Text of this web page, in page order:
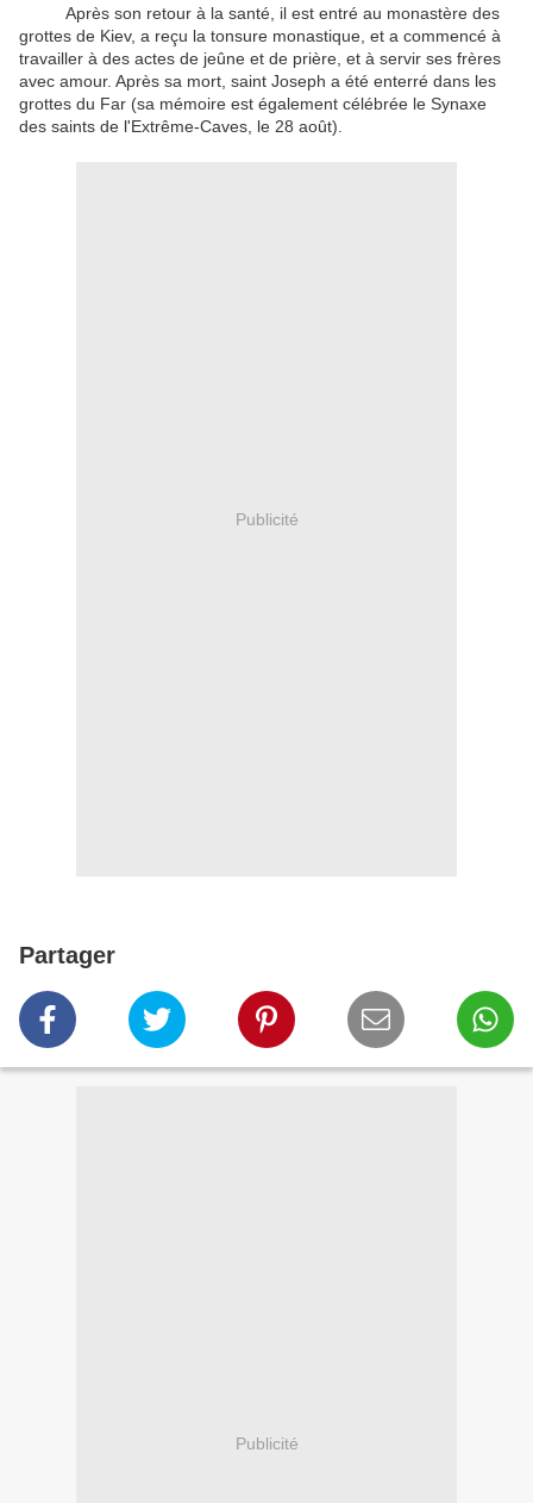
Après son retour à la santé, il est entré au monastère des
grottes de Kiev, a reçu la tonsure monastique, et a commencé à
travailler à des actes de jeûne et de prière, et à servir ses frères
avec amour. Après sa mort, saint Joseph a été enterré dans les
grottes du Far (sa mémoire est également célébrée le Synaxe
des saints de l'Extrême-Caves, le 28 août).
Publicité
Partager
Publicité